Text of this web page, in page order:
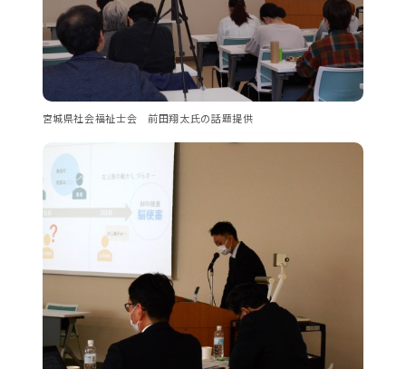
宮城県社会福祉士会 前田翔太氏の話題提供